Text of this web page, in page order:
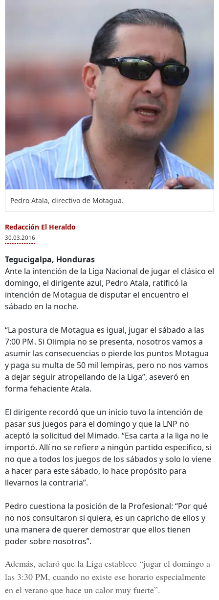
Pedro Atala, directivo de Motagua.
Redacción El Heraldo
30.03.2016
Tegucigalpa, Honduras
Ante la intención de la Liga Nacional de jugar el clásico el
domingo, el dirigente azul, Pedro Atala, ratificó la
intención de Motagua de disputar el encuentro el
sábado en la noche.
“La postura de Motagua es igual, jugar el sábado a las
7:00 PM. Si Olimpia no se presenta, nosotros vamos a
asumir las consecuencias o pierde los puntos Motagua
y paga su multa de 50 mil lempiras, pero no nos vamos
a dejar seguir atropellando de la Liga”, aseveró en
forma fehaciente Atala.
El dirigente recordó que un inicio tuvo la intención de
pasar sus juegos para el domingo y que la LNP no
aceptó la solicitud del Mimado. “Esa carta a la liga no le
importó. Allí no se refiere a ningún partido específico, si
no que a todos los juegos de los sábados y solo lo viene
a hacer para este sábado, lo hace propósito para
llevarnos la contraria”.
Pedro cuestiona la posición de la Profesional: “Por qué
no nos consultaron si quiera, es un capricho de ellos y
una manera de querer demostrar que ellos tienen
poder sobre nosotros”.
Además, aclaró que la Liga establece “jugar el domingo a
las 3:30 PM, cuando no existe ese horario especialmente
en el verano que hace un calor muy fuerte”.